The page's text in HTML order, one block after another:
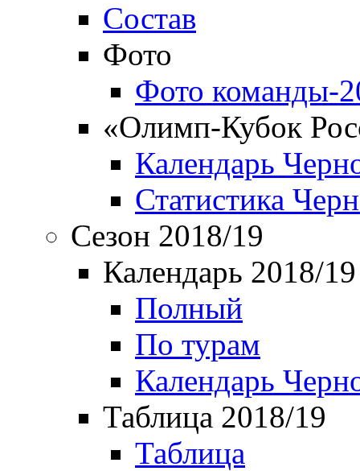
Состав
Фото
Фото команды-
«Олимп-Кубок
Календарь
Статистика
Сезон 2018/19
Календарь 2018/19
Полный
По турам
Календарь
Таблица 2018/19
Таблица